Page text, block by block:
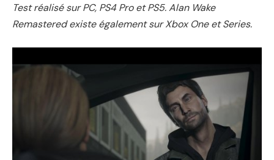
Test réalisé sur PC, PS4 Pro et PS5. Alan Wake
Remastered existe également sur Xbox One et Series.